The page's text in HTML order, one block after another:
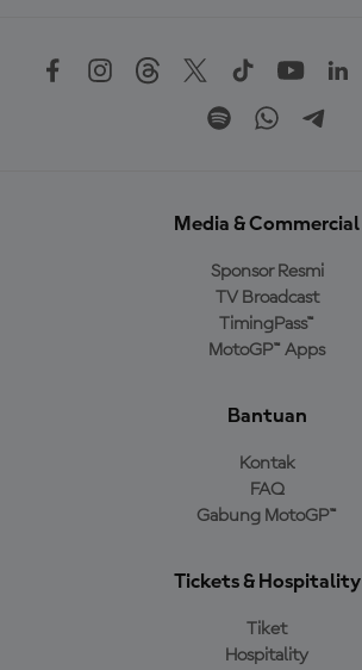
Media & Commercial
Sponsor Resmi
TV Broadcast
TimingPass™
MotoGP™ Apps
Bantuan
Kontak
FAQ
Gabung MotoGP™
Tickets & Hospitality
Tiket
Hospitality